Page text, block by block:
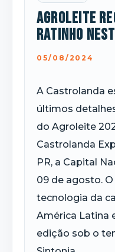
Agroleite
Ratinho
05/08/2024
A Castrolanda
últimos
do Agroleite
Castrolanda
PR, a Capital
09 de agosto.
tecnologia da
América Latina
edição sob o